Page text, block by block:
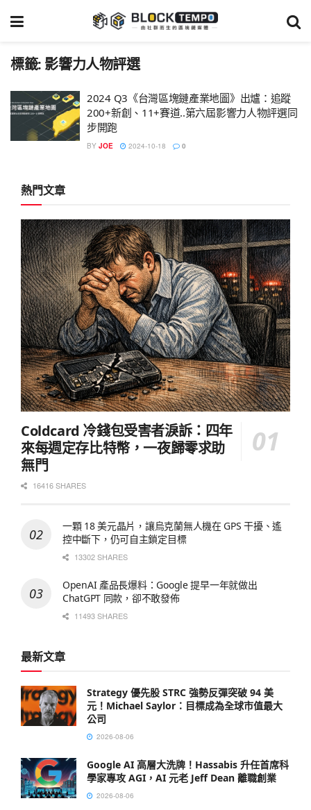
標籤: 影響力人物評選
2024 Q3《台灣區塊鏈產業地圖》出爐：追蹤
200+新創、11+賽道..第六屆影響力人物評選同
步開跑
BY JOE 2024-10-18 0
熱門文章
Coldcard 冷錢包受害者淚訴：四年
來每週定存比特幣，一夜歸零求助
無門
16416 SHARES
一顆 18 美元晶片，讓烏克蘭無人機在 GPS 干擾、遙
控中斷下，仍可自主鎖定目標
13302 SHARES
OpenAI 產品長爆料：Google 提早一年就做出
ChatGPT 同款，卻不敢發佈
11493 SHARES
最新文章
Strategy 優先股 STRC 強勢反彈突破 94 美
元！Michael Saylor：目標成為全球市值最大
公司
2026-08-06
Google AI 高層大洗牌！Hassabis 升任首席科
學家專攻 AGI，AI 元老 Jeff Dean 離職創業
2026-08-06